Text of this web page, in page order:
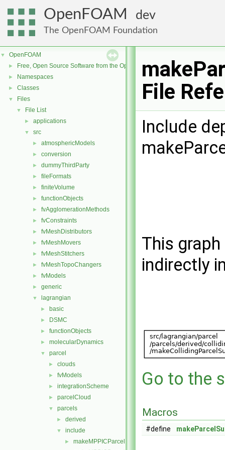
OpenFOAM dev
The OpenFOAM Foundation
▼ OpenFOAM
► Free, Open Source Software from the OpenFOAM Foundation
► Namespaces
► Classes
▼ Files
▼ File List
► applications
▼ src
► atmosphericModels
► conversion
► dummyThirdParty
► fileFormats
► finiteVolume
► functionObjects
► fvAgglomerationMethods
► fvConstraints
► fvMeshDistributors
► fvMeshMovers
► fvMeshStitchers
► fvMeshTopoChangers
► fvModels
► generic
▼ lagrangian
► basic
► DSMC
► functionObjects
► molecularDynamics
▼ parcel
► clouds
► fvModels
► integrationScheme
► parcelCloud
▼ parcels
► derived
▼ include
► makeMPPICParcelDampingModels.H
File
Include
This
indirectly
Go to the
Macros
#define